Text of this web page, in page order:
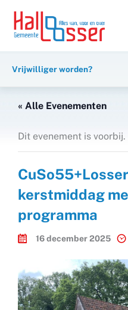
inhoud
naar
Vrijwilliger worden?
« Alle Evenementen
Dit evenement is voorbij.
kerstmiddag
programma
16 december 2025